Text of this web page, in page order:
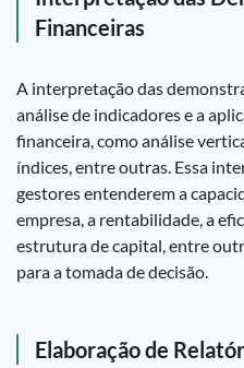
Financeiras
A interpretação das
análise de indicadores e a
financeira, como análise
índices, entre outras. Essa
gestores entenderem a
empresa, a rentabilidade, a
estrutura de capital, entre
para a tomada de decisão.
Elaboração de